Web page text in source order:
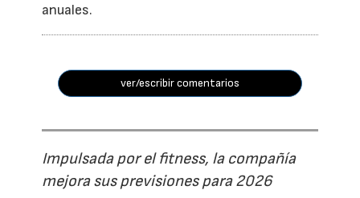
anuales.
ver/escribir comentarios
Impulsada por el fitness, la compañía
mejora sus previsiones para 2026